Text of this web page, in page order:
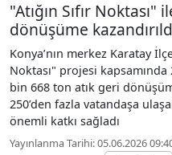
"Atığın Sıfır
dönüşüme
Konya’nın merkez Karatay
Noktası" projesi
bin 668 ton atık geri
250’den fazla vatandaşa
önemli katkı sağladı
Yayınlanma Tarihi: 05.06.2026